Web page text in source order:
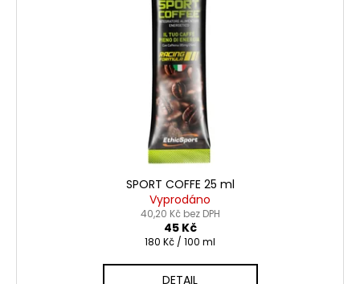
SPORT COFFE 25 ml
Vyprodáno
40,20 Kč bez DPH
45 Kč
Měrná
180 Kč / 100 ml
DETAIL